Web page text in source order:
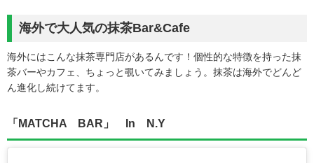
海外で大人気の抹茶Bar&Cafe
海外にはこんな抹茶専門店があるんです！個性的な特徴を持った抹
茶バーやカフェ、ちょっと覗いてみましょう。抹茶は海外でどんど
ん進化し続けてます。
「MATCHA BAR」 In N.Y